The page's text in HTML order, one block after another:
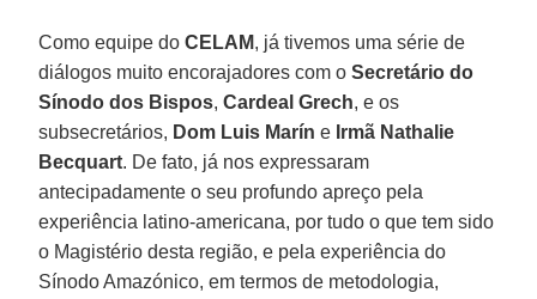
Como equipe doCELAM, já tivemos uma série de
diálogos muito encorajadores com oSecretário do
Sínodo dos Bispos,Cardeal Grech, e os
subsecretários, Dom Luis Marín e Irmã Nathalie
Becquart. De fato, já nos expressaram
antecipadamente o seu profundo apreço pela
experiência latino-americana, por tudo o que tem sido
o Magistério desta região, e pela experiência do
Sínodo Amazónico, em termos de metodologia,